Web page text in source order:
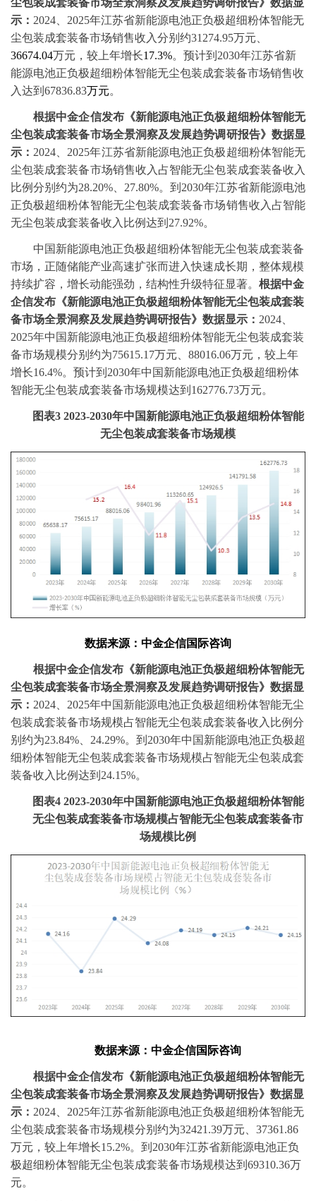
尘包装成套装备市场全景洞察及发展趋势调研报告》 数据显
示 ： 2024、2025年江苏省新能源电池正负极超细粉体智能无
尘包装成套装备市场销售收入分别 约31274.95万元、
36674.04万元，较上年增长17.3%。预计到 2030年江苏省新
能源电池正负极超细粉体智能无尘包装成套装备市场销售收
入达到 67836.83万元。
‌根据中金企信发布《新能源电池正负极超细粉体智能无
尘包装成套装备市场全景洞察及发展趋势调研报告》 数据显
示 ：2024、2025年江苏省新能源电池正负极超细粉体智能无
尘包装成套装备市场销售收入占智能无尘包装成套装备收入
比例分别 约为28.20%、27.80%。到 2030年江苏省新能源电池
正负极超细粉体智能无尘包装成套装备市场销售收入占智能
无尘包装成套装备收入比例达到 27.92%。
中国新能源电池正负极超细粉体智能无尘包装成套装备
市场，正随储能产业高速扩张而进入快速成长期，整体规模
持续扩容，增长动能强劲，结构性升级特征显著。 ‌根据中金
企信发布 《新能源电池正负极超细粉体智能无尘包装成套装
备市场全景洞察及发展趋势调研报告》 数据显示 ： 2024、
2025年中国新能源电池正负极超细粉体智能无尘包装成套装
备市场规模分别 约为75615.17万元、88016.06万元，较上年
增长16.4%。预计到 2030年中国新能源电池正负极超细粉体
智能无尘包装成套装备市场规模达到 162776.73万元。
图表3 2023-2030年中国新能源电池正负极超细粉体智能
无尘包装成套装备市场规模
数据来源：中金企信国际咨询
‌根据中金企信发布 《新能源电池正负极超细粉体智能无
尘包装成套装备市场全景洞察及发展趋势调研报告》 数据显
示 ： 2024、2025年中国新能源电池正负极超细粉体智能无尘
包装成套装备市场规模占智能无尘包装成套装备收入比例分
别 约为23.84% 24.29%。到 2030年中国新能源电池正负极超
细粉体智能无尘包装成套装备市场规模占智能无尘包装成套
装备收入比例达到 24.15%。
图表4 2023-2030年中国新能源电池正负极超细粉体智能
无尘包装成套装备市场规模占智能无尘包装成套装备市
场规模比例
数据来源：中金企信国际咨询
‌根据中金企信发布 《新能源电池正负极超细粉体智能无
尘包装成套装备市场全景洞察及发展趋势调研报告》 数据显
示 ： 2024、2025年江苏省新能源电池正负极超细粉体智能无
尘包装成套装备市场规模分别 约为32421.39万元、37361.86
万元，较上年增长15.2%。到 2030年江苏省新能源电池正负
极超细粉体智能无尘包装成套装备市场规模达到 69310.36万
元。